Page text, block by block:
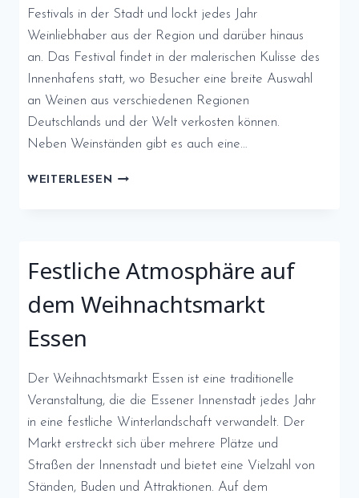
Festivals in der Stadt und lockt jedes Jahr
Weinliebhaber aus der Region und darüber hinaus
an. Das Festival findet in der malerischen Kulisse des
Innenhafens statt, wo Besucher eine breite Auswahl
an Weinen aus verschiedenen Regionen
Deutschlands und der Welt verkosten können.
Neben Weinständen gibt es auch eine…
WEITERLESEN DUISBURGER
Festliche Atmosphäre auf
dem Weihnachtsmarkt
Essen
Der Weihnachtsmarkt Essen ist eine traditionelle
Veranstaltung, die die Essener Innenstadt jedes Jahr
in eine festliche Winterlandschaft verwandelt. Der
Markt erstreckt sich über mehrere Plätze und
Straßen der Innenstadt und bietet eine Vielzahl von
Ständen, Buden und Attraktionen. Auf dem